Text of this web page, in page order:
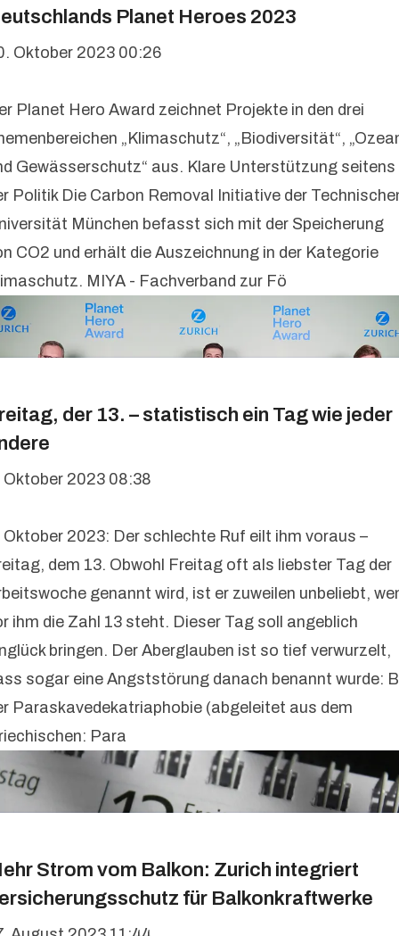
Planet Heroes 2023
Oktober 2023 00:26
Planet Hero Award zeichnet Projekte in den drei
„Klimaschutz“, „Biodiversität“,
Gewässerschutz“ aus. Klare Unterstützung seitens
Politik Die Carbon Removal Initiative der
München befasst sich mit der Speicherung
CO2 und erhält die Auszeichnung in der Kategorie
MIYA - Fachverband zur Fö
der 13. – statistisch ein Tag wie jeder
Oktober 2023 08:38
Oktober 2023: Der schlechte Ruf eilt ihm voraus –
dem 13. Obwohl Freitag oft als liebster Tag der
genannt wird, ist er zuweilen unbeliebt,
ihm die Zahl 13 steht. Dieser Tag soll angeblich
bringen. Der Aberglauben ist so tief verwurzelt,
sogar eine Angststörung danach benannt wurde:
Paraskavedekatriaphobie (abgeleitet aus dem
Para
Strom vom Balkon: Zurich integriert
für Balkonkraftwerke